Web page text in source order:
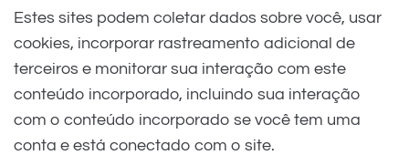
Estes sites podem coletar dados sobre você, usar
cookies, incorporar rastreamento adicional de
terceiros e monitorar sua interação com este
conteúdo incorporado, incluindo sua interação
com o conteúdo incorporado se você tem uma
conta e está conectado com o site.